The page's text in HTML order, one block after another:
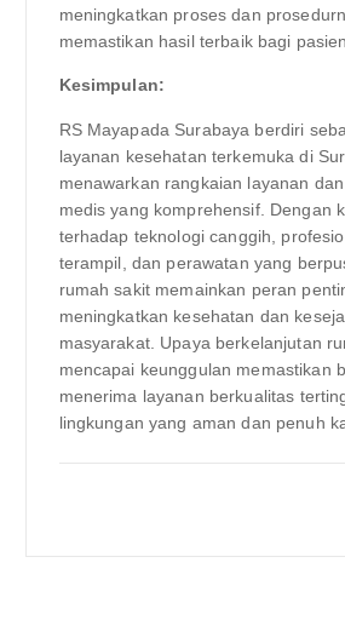
meningkatkan proses dan
memastikan hasil terbaik bagi
Kesimpulan:
RS Mayapada Surabaya berdiri
layanan kesehatan terkemuka di
menawarkan rangkaian layanan
medis yang komprehensif. Dengan
terhadap teknologi canggih,
terampil, dan perawatan yang
rumah sakit memainkan peran
meningkatkan kesehatan dan
masyarakat. Upaya berkelanjutan
mencapai keunggulan memastikan
menerima layanan berkualitas
lingkungan yang aman dan penuh